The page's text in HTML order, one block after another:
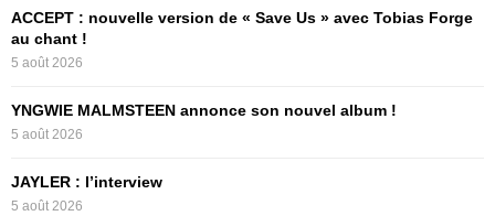
ACCEPT : nouvelle version de « Save Us » avec Tobias Forge
au chant !
5 août 2026
YNGWIE MALMSTEEN annonce son nouvel album !
5 août 2026
JAYLER : l’interview
5 août 2026